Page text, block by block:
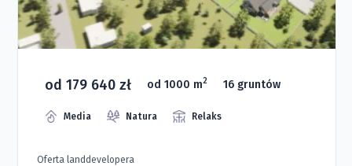
od 179 640 zł od 1000 m2 16 gruntów
Media Natura Relaks
Oferta landdevelopera